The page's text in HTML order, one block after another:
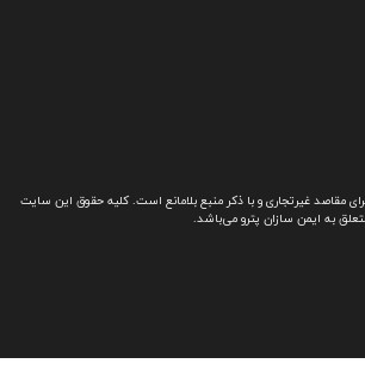
مقاصد غیرتجاری و با ذکر منبع بلامانع است. کلیه حقوق این سایت
به ایمن سازان پترو می‌باشد.